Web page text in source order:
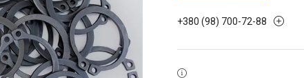
+380 (98) 700-72-88